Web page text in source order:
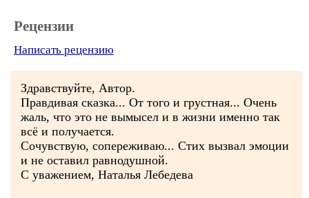
Рецензии
Написать рецензию
Здравствуйте, Автор.
Правдивая сказка... От того и грустная... Очень
жаль, что это не вымысел и в жизни именно так
всё и получается.
Сочувствую, сопереживаю... Стих вызвал эмоции
и не оставил равнодушной.
С уважением, Наталья Лебедева